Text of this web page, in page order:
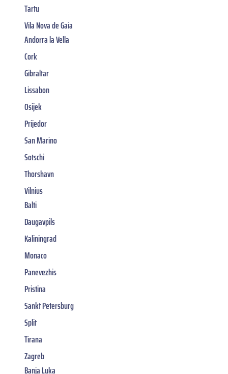
Tartu
Vila Nova de Gaia
Andorra la Vella
Cork
Gibraltar
Lissabon
Osijek
Prijedor
San Marino
Sotschi
Thorshavn
Vilnius
Balti
Daugavpils
Kaliningrad
Monaco
Panevezhis
Pristina
Sankt Petersburg
Split
Tirana
Zagreb
Banja Luka